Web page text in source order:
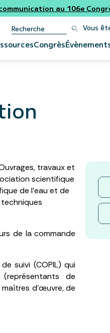
au 106e
Vous
Congrès
travaux et
scientifique
de l’eau et de
de la commande
suivi (COPIL) qui
de
d’œuvre, de